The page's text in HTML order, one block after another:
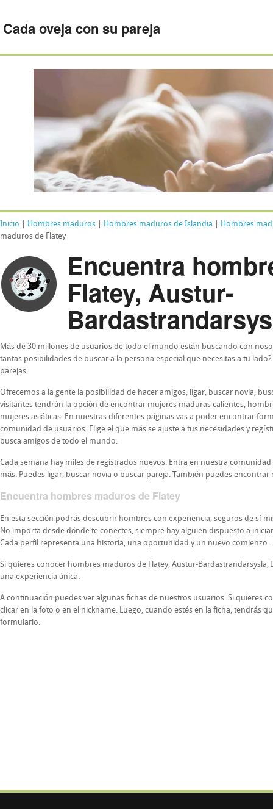
Cada oveja con su pareja
Inicio Hombres maduros Hombres maduros de Islandia
Hombres
maduros de Flatey
Encuentra
Flatey, Austur-
Más de 30 millones de usuarios de todo el mundo están buscando con
tantas posibilidades de buscar a la persona especial que necesitas a tu
parejas.
Ofrecemos a la gente la posibilidad de hacer amigos, ligar, buscar novia,
visitantes tendrán la opción de encontrar mujeres maduras calientes,
mujeres asiáticas. En nuestras diferentes páginas vas a poder encontrar
comunidad de usuarios. Elige el que más se ajuste a tus necesidades y
busca amigos de todo el mundo.
Cada semana hay miles de registrados nuevos. Entra en nuestra
más. Puedes ligar, buscar novia o buscar pareja. También puedes
Encuentra hombres maduros de Flatey
En esta sección podrás descubrir hombres con experiencia, seguros de sí
No importa desde dónde te conectes, siempre hay alguien dispuesto a
Cada perfil representa una historia, una oportunidad y un nuevo comienzo.
Si quieres conocer hombres maduros de Flatey, Austur-
una experiencia única.
A continuación puedes ver algunas fichas de nuestros usuarios. Si quieres
clicar en la foto o en el nickname. Luego, cuando estés en la ficha, tendrás
formulario.